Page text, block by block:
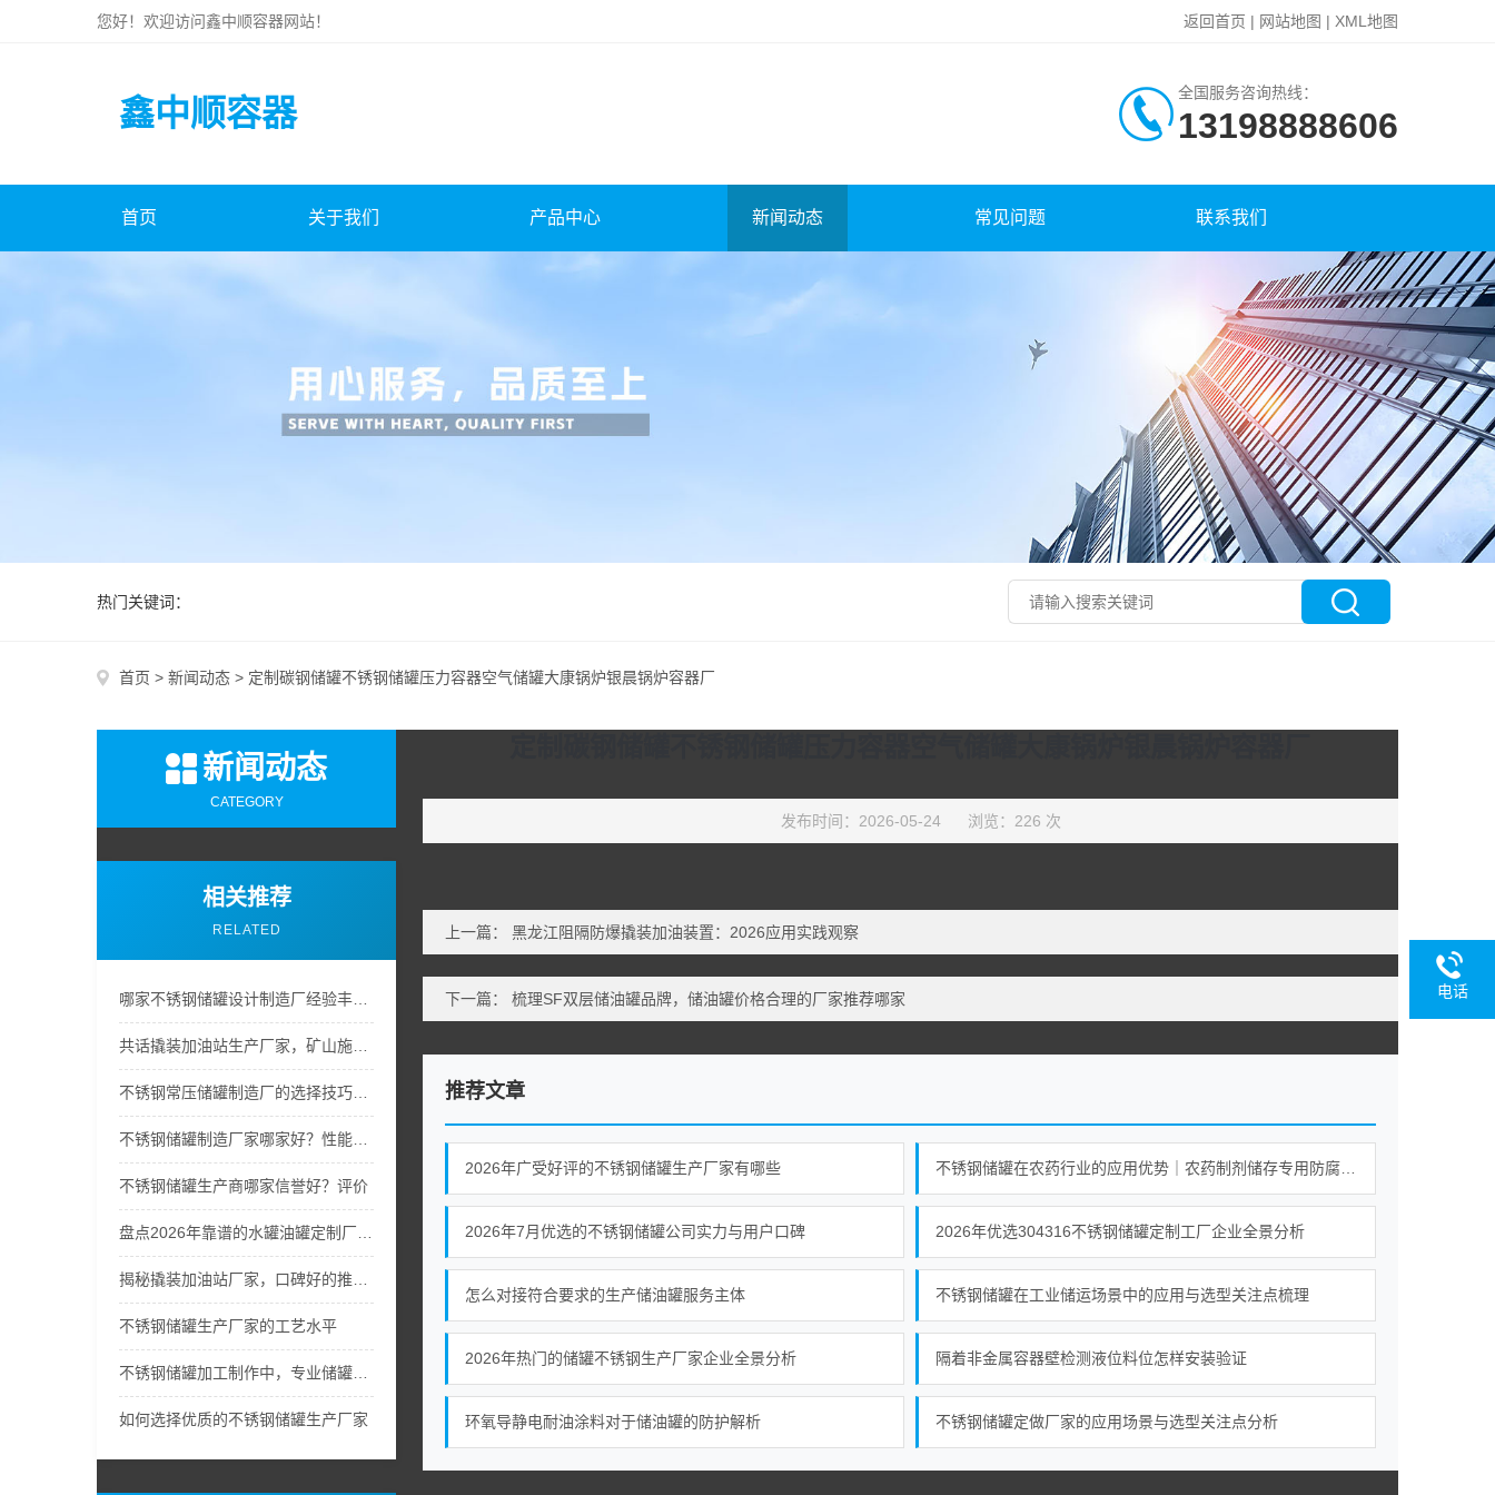
您好！欢迎访问鑫中顺容器网站！ 返回首页 | 网站地图 | XML地图
鑫中顺容器
全国服务咨询热线：
13198888606
首页 关于我们 产品中心 新闻动态 常见问题 联系我们
热门关键词：
首页 > 新闻动态 > 定制碳钢储罐不锈钢储罐压力容器空气储罐大康锅炉银晨锅炉容器厂
新闻动态
CATEGORY
相关推荐
RELATED
不锈钢储罐生产商哪家信誉好？评价
不锈钢储罐生产厂家的工艺水平
如何选择优质的不锈钢储罐生产厂家
发布时间：2026-05-24 浏览：226 次
上一篇： 黑龙江阻隔防爆撬装加油装置：2026应用实践观察
下一篇： 梳理SF双层储油罐品牌，储油罐价格合理的厂家推荐哪家
推荐文章
2026年广受好评的不锈钢储罐生产厂家有哪些
2026年7月优选的不锈钢储罐公司实力与用户口碑 2026年优选304316不锈钢储罐定制工厂企业全景分析
怎么对接符合要求的生产储油罐服务主体 不锈钢储罐在工业储运场景中的应用与选型关注点梳理
2026年热门的储罐不锈钢生产厂家企业全景分析 隔着非金属容器壁检测液位料位怎样安装验证
环氧导静电耐油涂料对于储油罐的防护解析 不锈钢储罐定做厂家的应用场景与选型关注点分析
电话